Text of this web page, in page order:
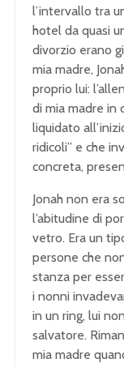
l’intervallo tra
hotel da quasi
divorzio erano
mia madre,
proprio lui:
di mia madre in
liquidato
ridicoli” e che
concreta,
Jonah non era
l’abitudine di
vetro. Era un
persone che
stanza per
i nonni
in un ring, lui
salvatore.
mia madre